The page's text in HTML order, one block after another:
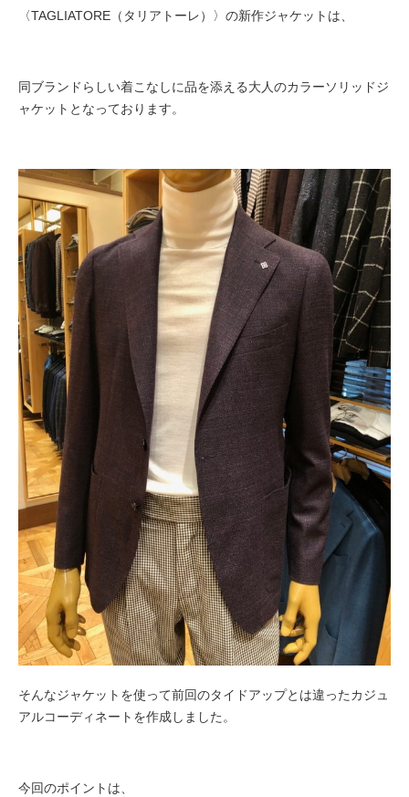
〈TAGLIATORE（タリアトーレ）〉の新作ジャケットは、
同ブランドらしい着こなしに品を添える大人のカラーソリッドジ
ャケットとなっております。
そんなジャケットを使って前回のタイドアップとは違ったカジュ
アルコーディネートを作成しました。
今回のポイントは、